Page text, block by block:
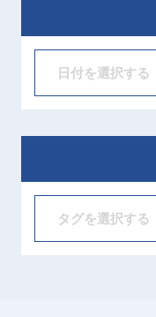
日付を選択する
タグを選択する